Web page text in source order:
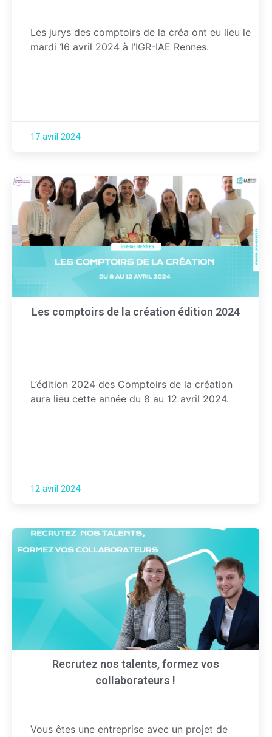
Les jurys des comptoirs de la créa ont eu lieu le
mardi 16 avril 2024 à l’IGR-IAE Rennes.
17 avril 2024
Les comptoirs de la création édition 2024
L’édition 2024 des Comptoirs de la création
aura lieu cette année du 8 au 12 avril 2024.
12 avril 2024
Recrutez nos talents, formez vos
collaborateurs !
Vous êtes une entreprise avec un projet de